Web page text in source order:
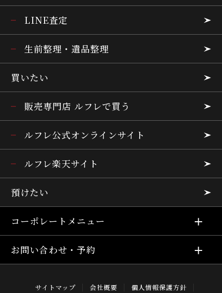
LINE査定
生前整理・遺品整理
買いたい
販売専門店 ルフレで買う
ルフレ公式オンラインサイト
ルフレ楽天サイト
預けたい
コーポレートメニュー
お問い合わせ・予約
サイトマップ 会社概要
個人情報保護方針